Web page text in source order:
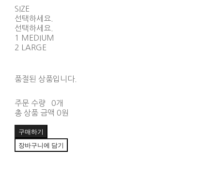
SIZE
선택하세요.
선택하세요.
1 MEDIUM
2 LARGE
품절된 상품입니다.
주문 수량
0개
총 상품 금액 0원
구매하기
장바구니에 담기